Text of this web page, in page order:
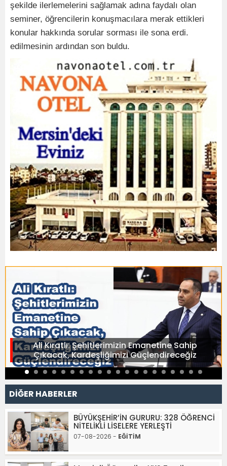
şekilde ilerlemelerini sağlamak adına faydalı olan
seminer, öğrencilerin konuşmacılara merak ettikleri
konular hakkında sorular sorması ile sona erdi.
edilmesinin ardından son buldu.
Ali Kıratlı: Şehitlerimizin Emanetine Sahip
Çıkacak, Kardeşliğimizi Güçlendireceğiz
DİĞER HABERLER
BÜYÜKŞEHİR’İN GURURU: 328 ÖĞRENCİ
NİTELİKLİ LİSELERE YERLEŞTİ
07-08-2026 - EĞİTİM